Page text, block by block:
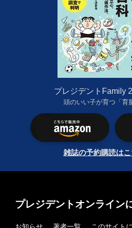
プレジデントFamily
頭のいい子が育つ「育
雑誌の予約購読は
プレジデントオンライン
お知らせ 著者一覧
このサイト